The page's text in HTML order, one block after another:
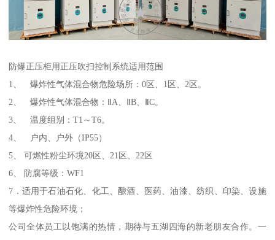
防爆正压柜用正压吹扫控制系统适用范围
1、 爆炸性气体混合物危险场所：0区、1区、2区。
2、 爆炸性气体混合物：ⅡA、ⅡB、ⅡC。
3、 温度组别：T1～T6。
4、 户内、户外（IP55）
5、 可燃性粉尘环境20区、21区、22区
6、 防腐等级：WF1
7．适用于石油石化、化工、酿酒、医药、油漆、纺织、印染、设施
等爆炸性危险环境；
公司全体员工以饱满的热情，期待与五湖四海的新老朋友合作。一